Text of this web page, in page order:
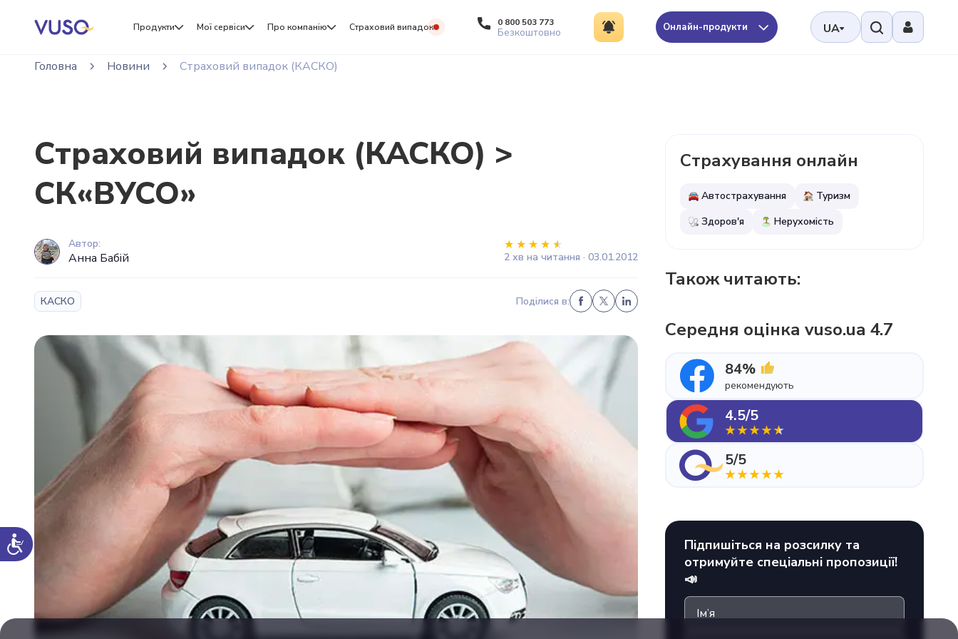
Продукти Мої сервіси Про компанію Страховий випадок 0 800 503 773
Безкоштовно Онлайн-продукти UA
Головна Новини Страховий випадок (КАСКО)
Страховий випадок (КАСКО) >
СК«ВУСО»
Автор:
Анна Бабій 2 хв на читання · 03.01.2012
КАСКО Поділися в:
Страхування онлайн
Автострахування
Туризм
Здоров'я
Нерухомість
Також читають:
Середня оцінка vuso.ua 4.7
84%
рекомендують
4.5/5
5/5
Підпишіться на розсилку та
отримуйте спеціальні пропозиції!
📣